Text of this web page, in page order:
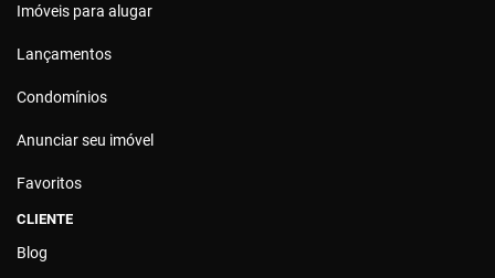
Imóveis para alugar
Lançamentos
Condomínios
Anunciar seu imóvel
Favoritos
CLIENTE
Blog